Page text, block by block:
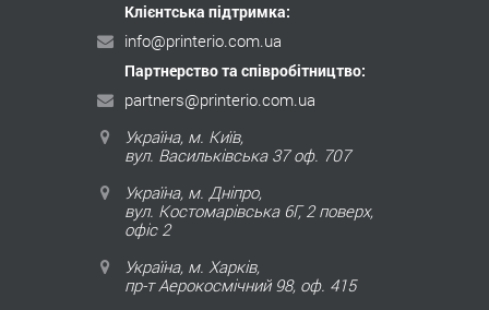
Клієнтська підтримка:
info@printerio.com.ua
Партнерство та співробітництво:
partners@printerio.com.ua
Україна, м. Київ,
вул. Васильківська 37 оф. 707
Україна, м. Дніпро,
вул. Костомарівська 6Г, 2 поверх,
офіс 2
Україна, м. Харків,
пр-т Аерокосмічний 98, оф. 415